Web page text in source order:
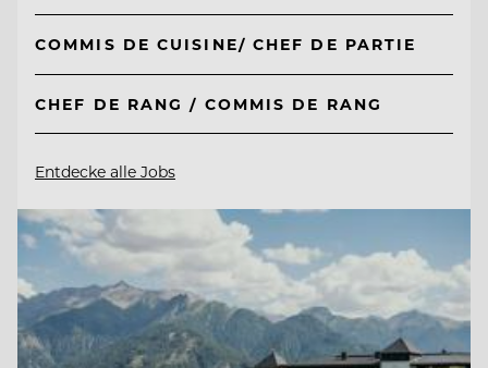
COMMIS DE CUISINE/ CHEF DE PARTIE
CHEF DE RANG / COMMIS DE RANG
Entdecke alle Jobs